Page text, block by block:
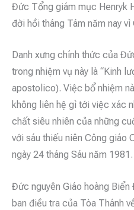
Đức Tổng giám mục Henryk
đời hồi tháng Tám năm nay vì
Danh xưng chính thức của
trong nhiệm vụ này là “Kinh
apostolico). Việc bổ nhiệm
không liên hệ gì tới việc xác
chất siêu nhiên của những
với sáu thiếu niên Công giáo
ngày 24 tháng Sáu năm 1981.
Đức nguyên Giáo hoàng
ban điều tra của Tòa Thánh